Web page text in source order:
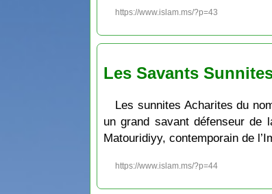
https://www.islam.ms/?p=43
Les Savants
Les sunnites Acharites du
un grand savant défenseur de
Matouridiyy, contemporain de
https://www.islam.ms/?p=44